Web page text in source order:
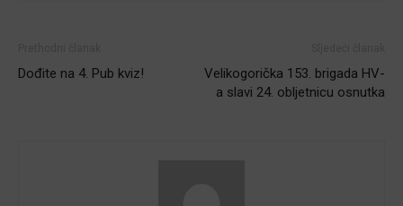
Dođite na 4. Pub kviz!
Velikogorička 153. brigada HV-
a slavi 24. obljetnicu osnutka